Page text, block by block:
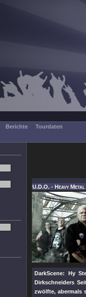
Berichte
Tourdaten
U.D.O. - Heavy
DarkScene: Hy
Dirkschneiders
zwölfte, abermals